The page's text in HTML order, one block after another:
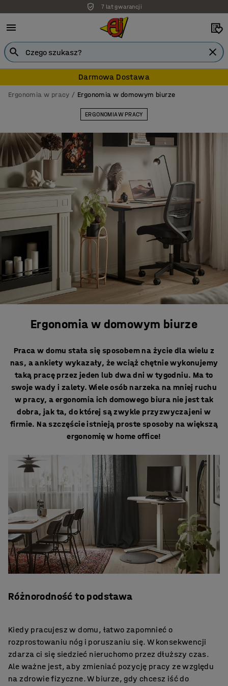
Darmowa dostawa
Darmowa Dostawa
Ergonomia w pracy Ergonomia w domowym biurze
ERGONOMIA W PRACY
Ergonomia w domowym biurze
Praca w domu stała się sposobem na życie dla wielu z
nas, a ankiety wykazały, że wciąż chętnie wykonujemy
taką pracę przez jeden lub dwa dni w tygodniu. Ma to
swoje wady i zalety. Wiele osób narzeka na mniej ruchu
w pracy, a ergonomia ich domowego biura nie jest tak
dobra, jak ta, do której są zwykle przyzwyczajeni w
firmie. Na szczęście istnieją proste sposoby na większą
ergonomię w home office!
Różnorodność to podstawa
Kiedy pracujesz w domu, łatwo zapomnieć o
rozprostowaniu nóg i poruszaniu się. W konsekwencji
zdarza ci się siedzieć nieruchomo przez dłuższy czas.
Ale ważne jest, aby zmieniać pozycję pracy ze względu
na zdrowie fizyczne. W biurze, gdy chcesz iść do